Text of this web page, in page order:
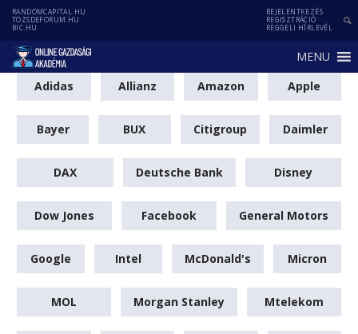
RANDOMCAPITAL.HU
TOZSDEFORUM.HU
BIC.HU
BEJELENTKEZÉS
REGISZTRÁCIÓ
REGGELI HÍRLEVÉL
MENU
Adidas
Allianz Amazon Apple
Bayer BUX Citigroup Daimler
DAX Deutsche Bank Disney
Dow Jones Facebook General Motors
Google Intel McDonald's Micron
MOL Morgan Stanley Mtelekom